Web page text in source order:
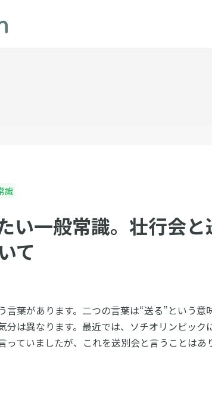
識
い一般常識。壮行会
て
言葉があります。二つの言葉は“送る”という意
分は異なります。最近では、ソチオリンピック
っていましたが、これを送別会と言うことはあ